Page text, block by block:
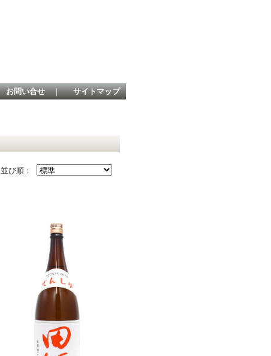
お問い合せ ｜ サイトマップ
並び順：